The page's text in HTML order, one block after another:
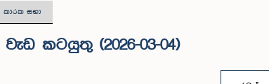
කාරක සභා
කටයුතු (2026-03-04)